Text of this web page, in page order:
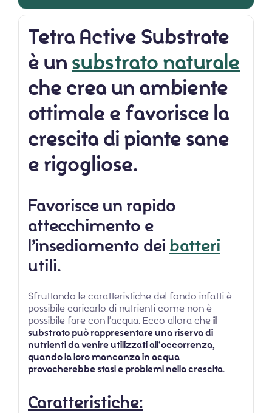
Tetra Active Substrate
è unsubstrato naturale
che crea un ambiente
ottimale e favorisce la
crescita di piante sane
e rigogliose.
Favorisce un rapido
attecchimento e
l’insediamento dei batteri
utili.
Sfruttando le caratteristiche del fondo infatti è
possibile caricarlo di nutrienti come non è
possibile fare con l’acqua. Ecco allora che il
substrato può rappresentare una riserva di
nutrienti da venire utilizzati all’occorrenza,
quando la loro mancanza in acqua
provocherebbe stasi e problemi nella crescita.
Caratteristiche: